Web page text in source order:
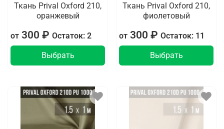
Ткань Prival Oxford 210,
оранжевый
от300 ₽ Остаток: 2
Выбрать
Ткань Prival Oxford 210,
фиолетовый
от300 ₽ Остаток: 11
Выбрать